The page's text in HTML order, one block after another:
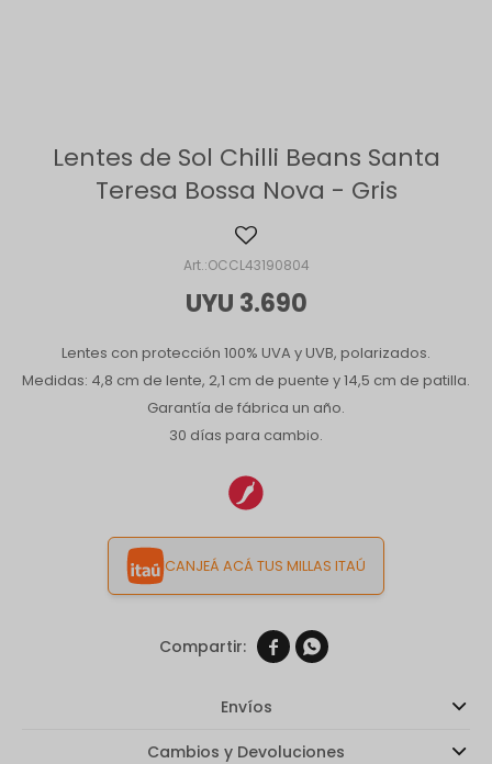
Lentes de Sol Chilli Beans Santa
Teresa Bossa Nova - Gris
OCCL43190804
UYU 3.690
Lentes con protección 100% UVA y UVB, polarizados.
Medidas: 4,8 cm de lente, 2,1 cm de puente y 14,5 cm de patilla.
Garantía de fábrica un año.
30 días para cambio.
CANJEÁ ACÁ TUS MILLAS ITAÚ
 
Envíos
Cambios y Devoluciones